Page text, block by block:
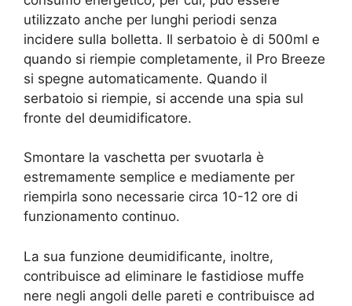
utilizzato anche per lunghi periodi senza
incidere sulla bolletta. Il serbatoio è di 500ml e
quando si riempie completamente, il Pro Breeze
si spegne automaticamente. Quando il
serbatoio si riempie, si accende una spia sul
fronte del deumidificatore.
Smontare la vaschetta per svuotarla è
estremamente semplice e mediamente per
riempirla sono necessarie circa 10-12 ore di
funzionamento continuo.
La sua funzione deumidificante, inoltre,
contribuisce ad eliminare le fastidiose muffe
nere negli angoli delle pareti e contribuisce ad